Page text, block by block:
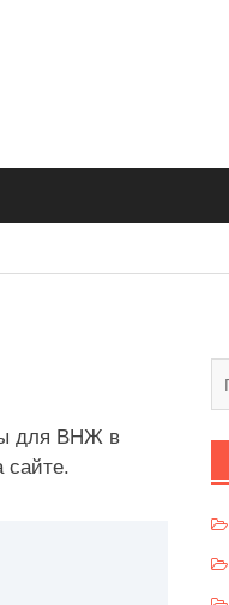
для ВНЖ в
сайте.